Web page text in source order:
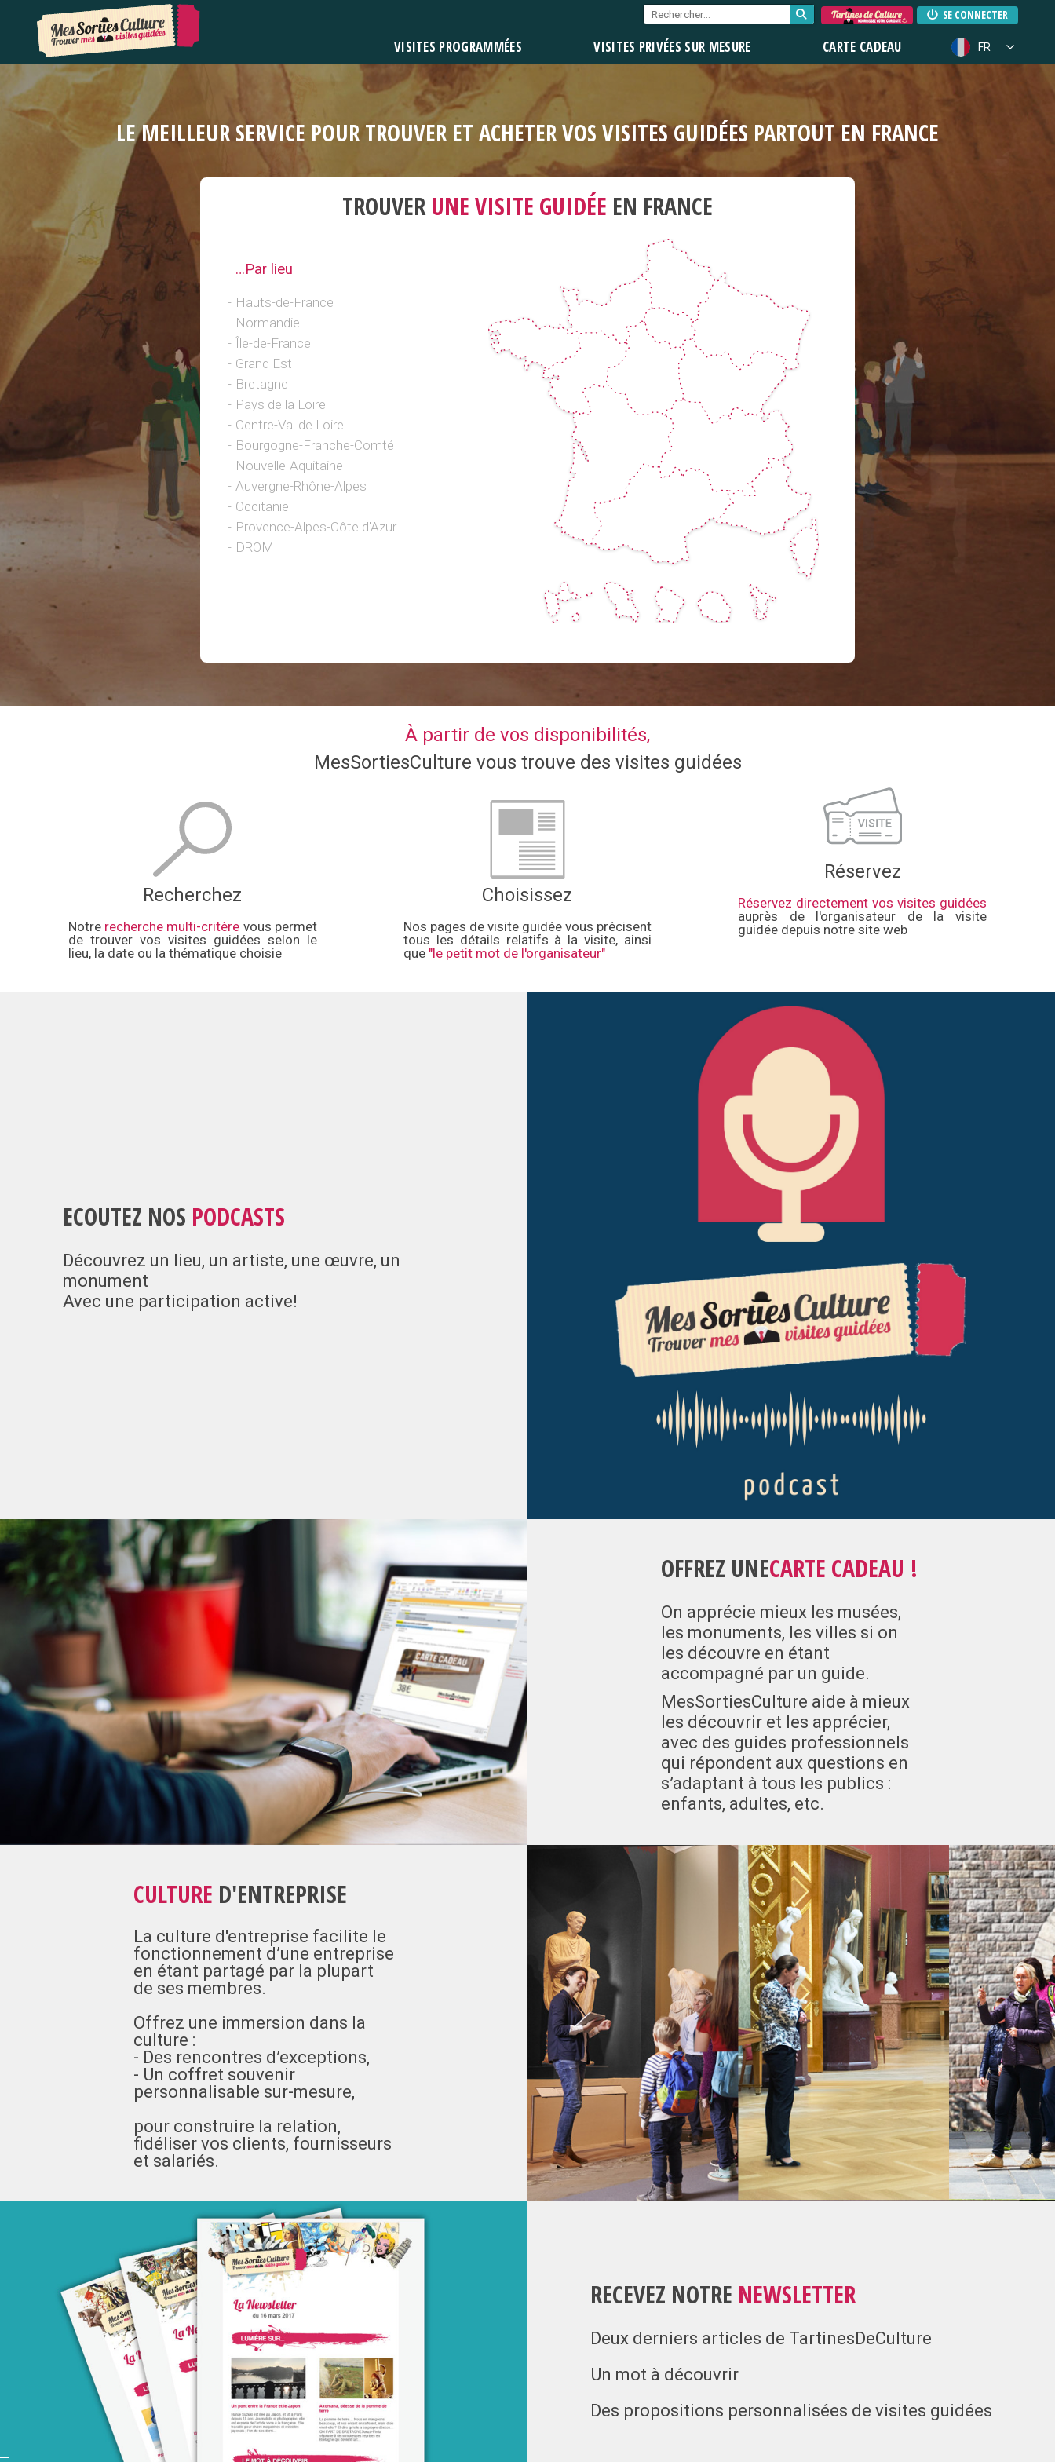
SE CONNECTER
VISITES PROGRAMMÉES VISITES PRIVÉES SUR MESURE CARTE CADEAU FR
LE MEILLEUR SERVICE POUR TROUVER ET ACHETER VOS VISITES GUIDÉES PARTOUT EN FRANCE
TROUVERUNE VISITE GUIDÉE EN FRANCE
…Par lieu
Hauts-de-France
Normandie
Île-de-France
Grand Est
Bretagne
Pays de la Loire
Centre-Val de Loire
Bourgogne-Franche-Comté
Nouvelle-Aquitaine
Auvergne-Rhône-Alpes
Occitanie
Provence-Alpes-Côte d'Azur
DROM
À partir de vos disponibilités,
MesSortiesCulture vous trouve des visites guidées
Recherchez
Notre recherche multi-critère vous permet
de trouver vos visites guidées selon le
lieu, la date ou la thématique choisie
Choisissez
Nos pages de visite guidée vous précisent
tous les détails relatifs à la visite, ainsi
que "le petit mot de l'organisateur"
Réservez
Réservez directement vos visites guidées
auprès de l'organisateur de la visite
guidée depuis notre site web
ECOUTEZ NOS PODCASTS
Découvrez un lieu, un artiste, une œuvre, un
monument
Avec une participation active!
OFFREZ UNECARTE CADEAU !
On apprécie mieux les musées,
les monuments, les villes si on
les découvre en étant
accompagné par un guide.
MesSortiesCulture aide à mieux
les découvrir et les apprécier,
avec des guides professionnels
qui répondent aux questions en
s’adaptant à tous les publics :
enfants, adultes, etc.
CULTURE D'ENTREPRISE
La culture d'entreprise facilite le
fonctionnement d’une entreprise
en étant partagé par la plupart
de ses membres.
Offrez une immersion dans la
culture :
- Des rencontres d’exceptions,
- Un coffret souvenir
personnalisable sur-mesure,
pour construire la relation,
fidéliser vos clients, fournisseurs
et salariés.
RECEVEZ NOTRE NEWSLETTER
Deux derniers articles de TartinesDeCulture
Un mot à découvrir
Des propositions personnalisées de visites guidées